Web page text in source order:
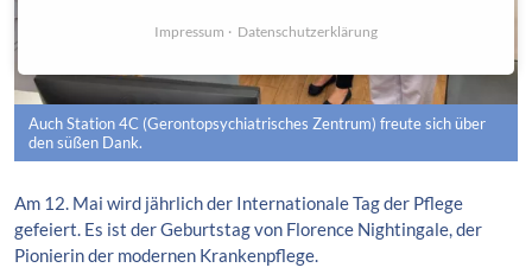
Auch Station 4C (Gerontopsychiatrisches Zentrum) freute sich über
den süßen Dank.
Am 12. Mai wird jährlich der Internationale Tag der Pflege
gefeiert. Es ist der Geburtstag von Florence Nightingale, der
Pionierin der modernen Krankenpflege.
Impressum Datenschutzerklärung